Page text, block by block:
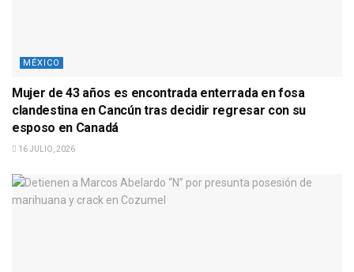
MÉXICO
Mujer de 43 años es encontrada enterrada en fosa
clandestina en Cancún tras decidir regresar con su
esposo en Canadá
16 JULIO, 2026